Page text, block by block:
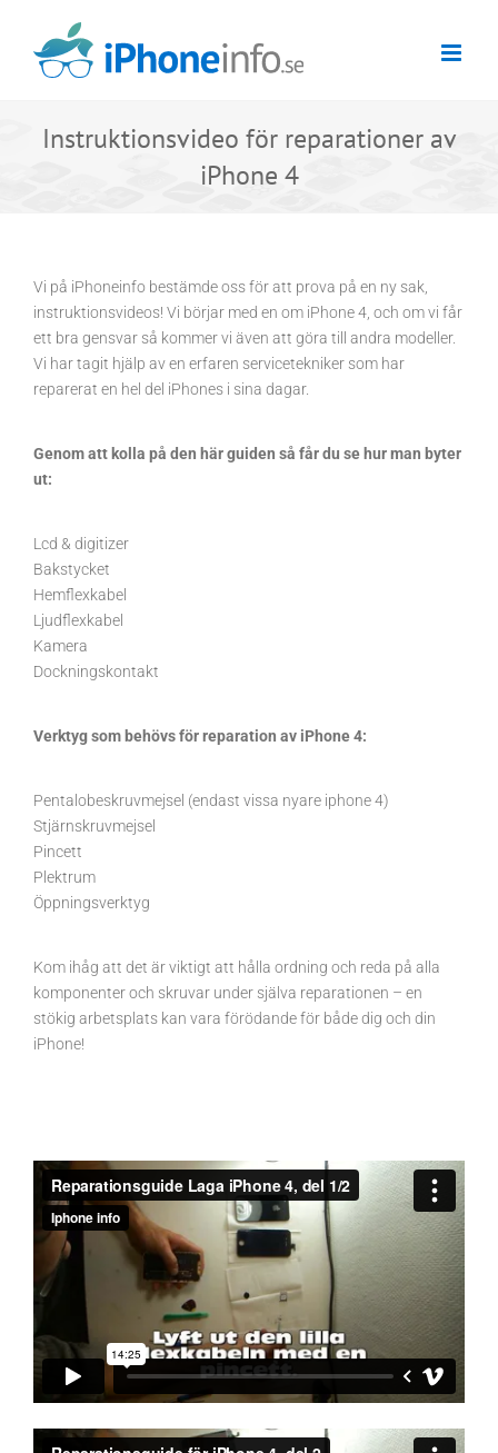
content
Instruktionsvideo för reparationer av
iPhone 4
Vi på iPhoneinfo bestämde oss för att prova på en ny sak,
instruktionsvideos! Vi börjar med en om iPhone 4, och om vi får
ett bra gensvar så kommer vi även att göra till andra modeller.
Vi har tagit hjälp av en erfaren servicetekniker som har
reparerat en hel del iPhones i sina dagar.
Genom att kolla på den här guiden så får du se hur man byter
ut:
Lcd & digitizer
Bakstycket
Hemflexkabel
Ljudflexkabel
Kamera
Dockningskontakt
Verktyg som behövs för reparation av iPhone 4:
Pentalobeskruvmejsel (endast vissa nyare iphone 4)
Stjärnskruvmejsel
Pincett
Plektrum
Öppningsverktyg
Kom ihåg att det är viktigt att hålla ordning och reda på alla
komponenter och skruvar under själva reparationen – en
stökig arbetsplats kan vara förödande för både dig och din
iPhone!